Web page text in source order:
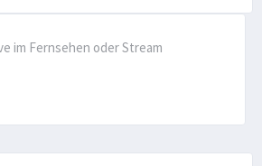
im Fernsehen oder Stream